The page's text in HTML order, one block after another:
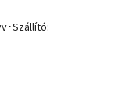
･Szállító: